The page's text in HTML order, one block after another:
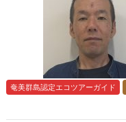
奄美群島認定エコツアーガイド